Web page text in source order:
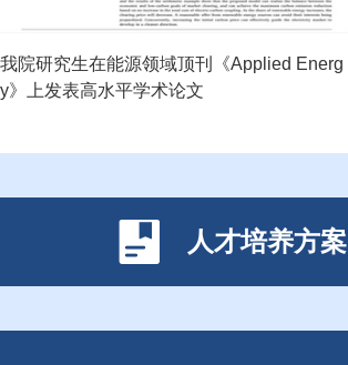
我院研究生在能源领域顶刊《Applied Energ
y》上发表高水平学术论文
人才培养方案